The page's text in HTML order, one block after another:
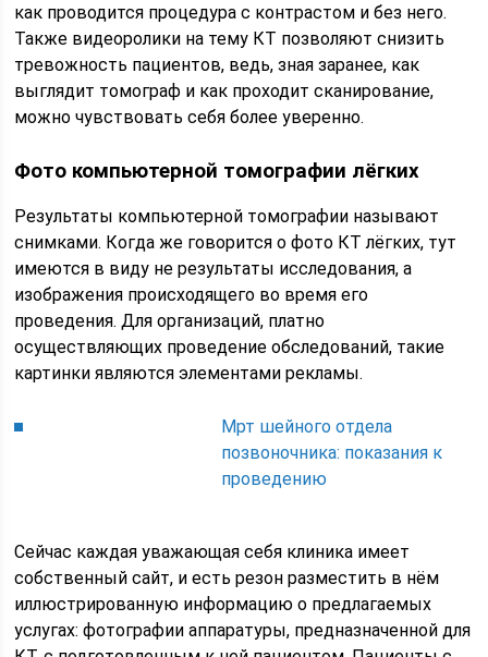
как проводится процедура с контрастом и без него.
Также видеоролики на тему КТ позволяют снизить
тревожность пациентов, ведь, зная заранее, как
выглядит томограф и как проходит сканирование,
можно чувствовать себя более уверенно.
Фото компьютерной томографии лёгких
Результаты компьютерной томографии называют
снимками. Когда же говорится о фото КТ лёгких, тут
имеются в виду не результаты исследования, а
изображения происходящего во время его
проведения. Для организаций, платно
осуществляющих проведение обследований, такие
картинки являются элементами рекламы.
Мрт шейного отдела
позвоночника: показания к
проведению
Сейчас каждая уважающая себя клиника имеет
собственный сайт, и есть резон разместить в нём
иллюстрированную информацию о предлагаемых
услугах: фотографии аппаратуры, предназначенной для